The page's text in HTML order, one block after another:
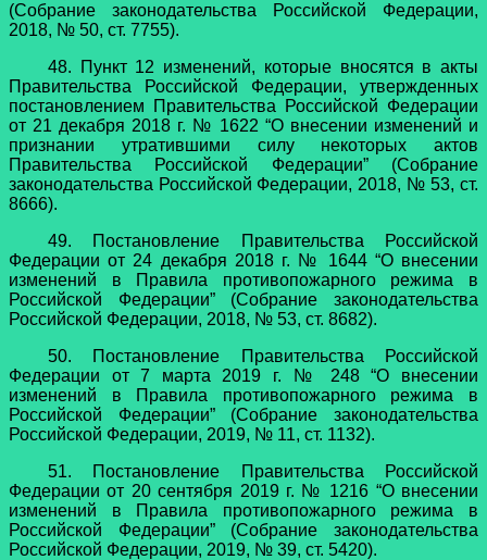
(Собрание законодательства Российской Федерации,
2018, № 50, ст. 7755).
48. Пункт 12 изменений, которые вносятся в акты
Правительства Российской Федерации, утвержденных
постановлением Правительства Российской Федерации
от 21 декабря 2018 г. № 1622 “О внесении изменений и
признании утратившими силу некоторых актов
Правительства Российской Федерации” (Собрание
законодательства Российской Федерации, 2018, № 53, ст.
8666).
49. Постановление Правительства Российской
Федерации от 24 декабря 2018 г. № 1644 “О внесении
изменений в Правила противопожарного режима в
Российской Федерации” (Собрание законодательства
Российской Федерации, 2018, № 53, ст. 8682).
50. Постановление Правительства Российской
Федерации от 7 марта 2019 г. № 248 “О внесении
изменений в Правила противопожарного режима в
Российской Федерации” (Собрание законодательства
Российской Федерации, 2019, № 11, ст. 1132).
51. Постановление Правительства Российской
Федерации от 20 сентября 2019 г. № 1216 “О внесении
изменений в Правила противопожарного режима в
Российской Федерации” (Собрание законодательства
Российской Федерации, 2019, № 39, ст. 5420).